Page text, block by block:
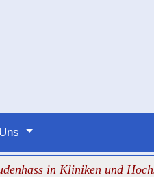
in Kliniken und